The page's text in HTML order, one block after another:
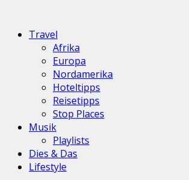
Travel
Afrika
Europa
Nordamerika
Hoteltipps
Reisetipps
Stop Places
Musik
Playlists
Dies & Das
Lifestyle